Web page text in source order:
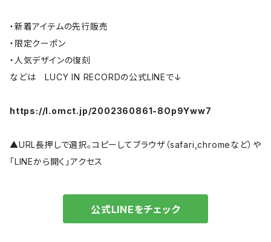
・新着アイテムの先行販売
・限定クーポン
・人気デザインの復刻
などは LUCY IN RECORDの公式LINEで↓
https://l.omct.jp/2002360861-8Op9Yww7
▲URL長押しで選択。コピーしてブラウザ（safari,chromeなど）や
「LINEから開く」アクセス
公式LINEをチェック